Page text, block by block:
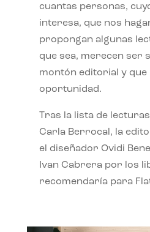
cuantas personas,
interesa, que nos
propongan algunas
que sea, merecen ser
montón editorial y que
oportunidad.
Tras la lista de
Carla Berrocal, la
el diseñador Ovidi
Ivan Cabrera por los
recomendaría para